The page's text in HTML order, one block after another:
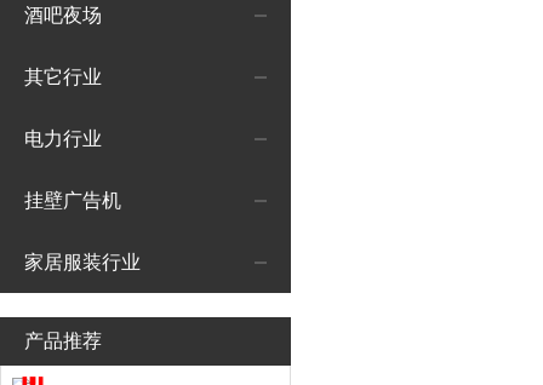
酒吧夜场
其它行业
电力行业
挂壁广告机
家居服装行业
产品推荐